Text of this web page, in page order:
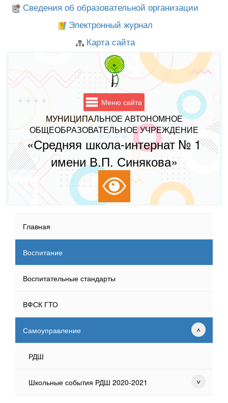
Сведения об образовательной организации
Электронный журнал
Карта сайта
Меню сайта
МУНИЦИПАЛЬНОЕ АВТОНОМНОЕ
ОБЩЕОБРАЗОВАТЕЛЬНОЕ УЧРЕЖДЕНИЕ
«Средняя школа-интернат № 1
имени В.П. Синякова»
Главная
Воспитание
Воспитательные стандарты
ВФСК ГТО
Самоуправление
РДШ
Школьные события РДШ 2020-2021